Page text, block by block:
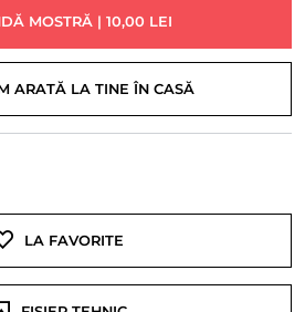
MOSTRĂ | 10,00 LEI
ARATĂ LA TINE ÎN CASĂ
LA FAVORITE